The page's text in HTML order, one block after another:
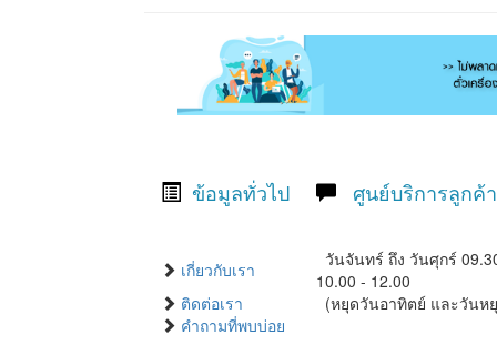
ข้อมูลทั่วไป ศูนย์บริการลูกค้า
เกี่ยวกับเรา
วันจันทร์ ถึง วันศุกร์
10.00 - 12.00
ติดต่อเรา
(หยุดวันอาทิตย์ และวันห
คำถามที่พบบ่อย